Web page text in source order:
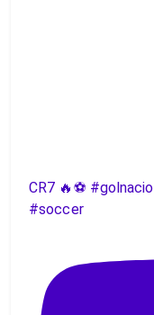
CR7 🔥⚽️
#soccer